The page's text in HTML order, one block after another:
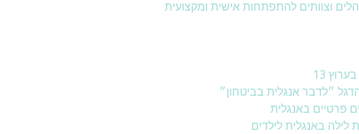
וצוותים להתפתחות אישית ומקצועית
13
״לדבר אנגלית בביטחון״
פרטיים באנגלית
לילה באנגלית לילדים